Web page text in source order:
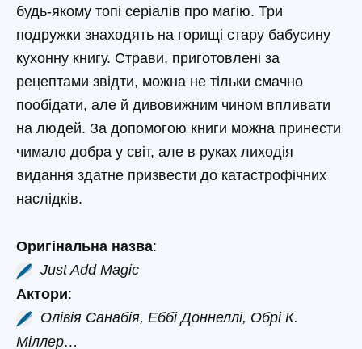
будь-якому топі серіалів про магію. Три
подружки знаходять на горищі стару бабусину
кухонну книгу. Страви, приготовлені за
рецептами звідти, можна не тільки смачно
пообідати, але й дивовижним чином впливати
на людей. За допомогою книги можна принести
чимало добра у світ, але в руках лиходія
видання здатне призвести до катастрофічних
наслідків.
Оригінальна назва:
Just Add Magic
Актори:
Олівія Санабія, Еббі Доннеллі, Обрі К.
Міллер…